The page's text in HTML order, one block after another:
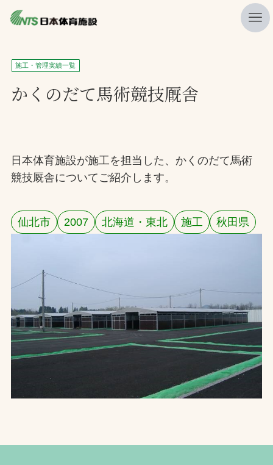
私たちの強み
ニュース
製品・サービス一覧
施工・管理実績一覧
採用情報
お取引先の皆様へ
プライバシーポリシー
ソーシャルメディアポリシー
施工・管理実績一覧
かくのだて馬術競技厩舎
日本体育施設が施工を担当した、かくのだて馬術
競技厩舎についてご紹介します。
仙北市 2007 北海道・東北 施工 秋田県